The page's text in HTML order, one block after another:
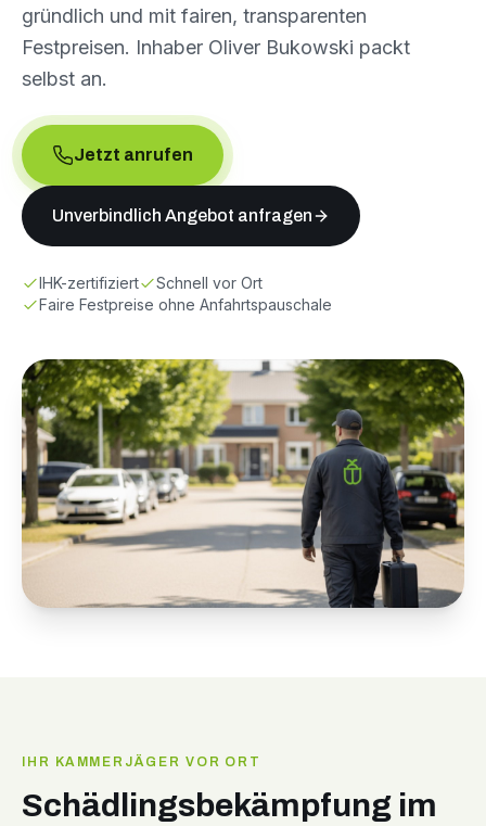
gründlich und mit fairen, transparenten
Festpreisen. Inhaber Oliver Bukowski packt
selbst an.
Jetzt anrufen
Unverbindlich Angebot anfragen
IHK-zertifiziert
Schnell vor Ort
Faire Festpreise ohne Anfahrtspauschale
IHR KAMMERJÄGER VOR ORT
Schädlingsbekämpfung im